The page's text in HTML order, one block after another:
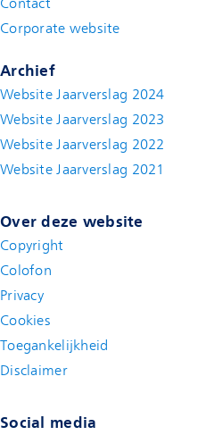
Contact(new window)
Corporate website
Archief
Website Jaarverslag 2024
Website Jaarverslag 2023
Website Jaarverslag 2022
Website Jaarverslag 2021
Over deze website
Copyright
Colofon
Privacy
Cookies
Toegankelijkheid
Disclaimer(new window)
Social media